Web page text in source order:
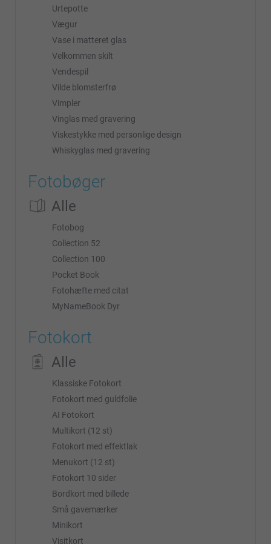
Urtepotte
Vægur
Vase i matteret glas
Velkommen skilt
Vendespil
Vilde blomsterfrø
Vimpler
Vinglas med gravering
Viskestykke med personlige design
Whiskyglas med gravering
Fotobøger
Alle
Fotobog
Collection 52
Collection 100
Pocket Book
Fotohæfte med citat
MyNameBook Dyr
Fotokort
Alle
Klassiske Fotokort
Fotokort med guldfolie
AI Fotokort
Multikort (12 st)
Fotokort med effektlak
Menukort (12 st)
Fotokort 10 sider
Bordkort med billede
Små gavemærker
Minikort
Visitkort